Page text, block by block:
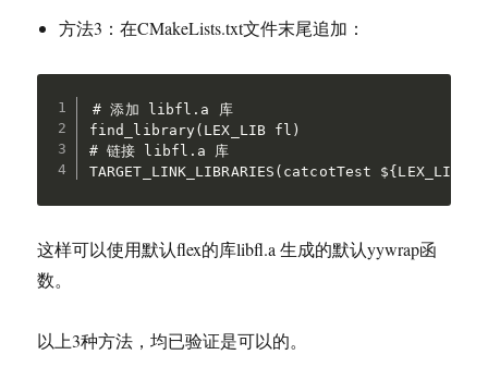
方法3：在CMakeLists.txt文件末尾追加：
# 添加 libfl.a 库
find_library(LEX_LIB fl)
# 链接 libfl.a 库
TARGET_LINK_LIBRARIES(catcotTest ${LEX_LIB})
这样可以使用默认flex的库libfl.a 生成的默认yywrap函
数。
以上3种方法，均已验证是可以的。